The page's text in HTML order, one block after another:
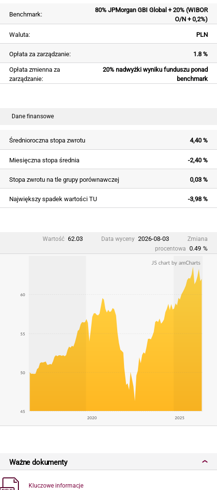
Benchmark:
80% JPMorgan GBI Global + 20% (WIBOR
O/N + 0,2%)
Waluta: PLN
Opłata za zarządzanie: 1.8 %
Opłata zmienna za
zarządzanie:
20% nadwyżki wyniku funduszu ponad
benchmark
Dane finansowe
Średnioroczna stopa zwrotu 4,40 %
Miesięczna stopa średnia -2,40 %
Stopa zwrotu na tle grupy porównawczej 0,03 %
Największy spadek wartości TU -3,98 %
Wartość 62.03 Data wyceny 2026-08-03
Zmiana
procentowa 0.49 %
2020 2025
45
50
55
60
JS chart by amCharts
Ważne dokumenty
Kluczowe informacje